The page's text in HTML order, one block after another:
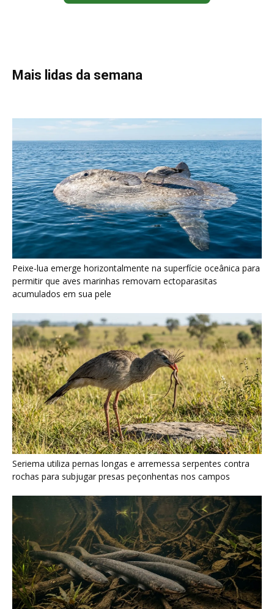
Mais lidas da semana
Peixe-lua emerge horizontalmente na superfície oceânica para
permitir que aves marinhas removam ectoparasitas
acumulados em sua pele
Seriema utiliza pernas longas e arremessa serpentes contra
rochas para subjugar presas peçonhentas nos campos